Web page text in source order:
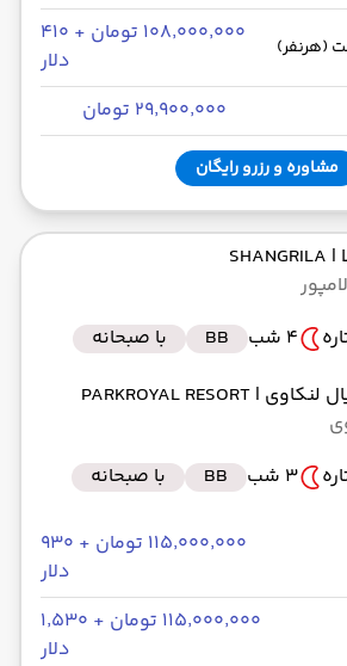
(هرنفر)
۱۰۸٬۰۰۰٬۰۰۰ تومان + ۴۱۰
دلار
۲۹٬۹۰۰٬۰۰۰ تومان
مشاوره و رزرو رایگان
| SHANGRILA
4 شب BB
با صبحانه
لنکاوی | PARKROYAL RESORT
3 شب BB با صبحانه
۱۱۵٬۰۰۰٬۰۰۰ تومان + ۹۳۰
دلار
۱۱۵٬۰۰۰٬۰۰۰ تومان + ۱٬۵۳۰
دلار